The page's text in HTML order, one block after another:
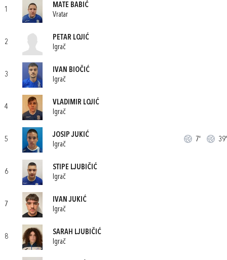
1
MATE BABIĆ
Vratar
2
PETAR LOJIĆ
Igrač
3
IVAN BIOČIĆ
Igrač
4
VLADIMIR LOJIĆ
Igrač
5
JOSIP JUKIĆ
Igrač
7' 39'
6
STIPE LJUBIČIĆ
Igrač
7
IVAN JUKIĆ
Igrač
8
SARAH LJUBIČIĆ
Igrač